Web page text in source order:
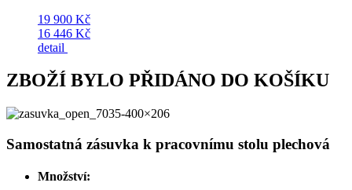
19 900 Kč
16 446 Kč
detail
ZBOŽÍ BYLO PŘIDÁNO DO KOŠÍKU
Samostatná zásuvka k pracovnímu stolu plechová
Množství: